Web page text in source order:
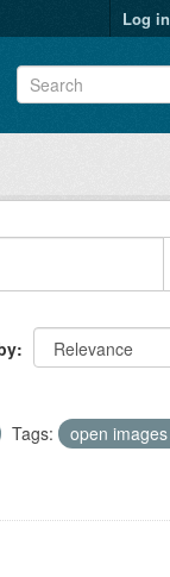
Log in
Tags:
open images